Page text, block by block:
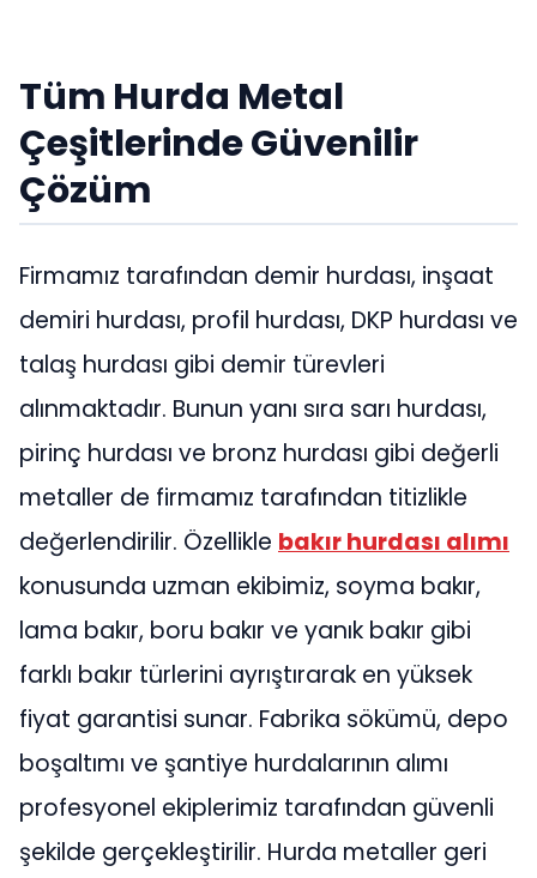
Tüm Hurda Metal
Çeşitlerinde Güvenilir
Çözüm
Firmamız tarafından demir hurdası, inşaat
demiri hurdası, profil hurdası, DKP hurdası ve
talaş hurdası gibi demir türevleri
alınmaktadır. Bunun yanı sıra sarı hurdası,
pirinç hurdası ve bronz hurdası gibi değerli
metaller de firmamız tarafından titizlikle
değerlendirilir. Özellikle bakır hurdası alımı
konusunda uzman ekibimiz, soyma bakır,
lama bakır, boru bakır ve yanık bakır gibi
farklı bakır türlerini ayrıştırarak en yüksek
fiyat garantisi sunar. Fabrika sökümü, depo
boşaltımı ve şantiye hurdalarının alımı
profesyonel ekiplerimiz tarafından güvenli
şekilde gerçekleştirilir. Hurda metaller geri